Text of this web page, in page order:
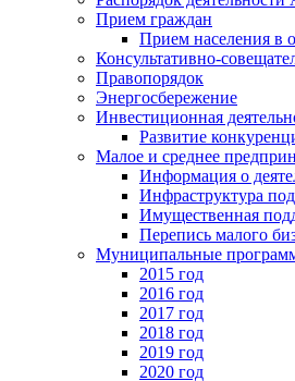
Прием граждан
Прием населения в
Консультативно-
Правопорядок
Энергосбережение
Инвестиционная
Развитие
Малое и среднее
Информация о
Инфраструктура
Имущественная
Перепись малого
Муниципальные
2015 год
2016 год
2017 год
2018 год
2019 год
2020 год